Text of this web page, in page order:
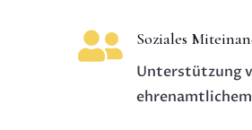

Soziales
Unterstützung